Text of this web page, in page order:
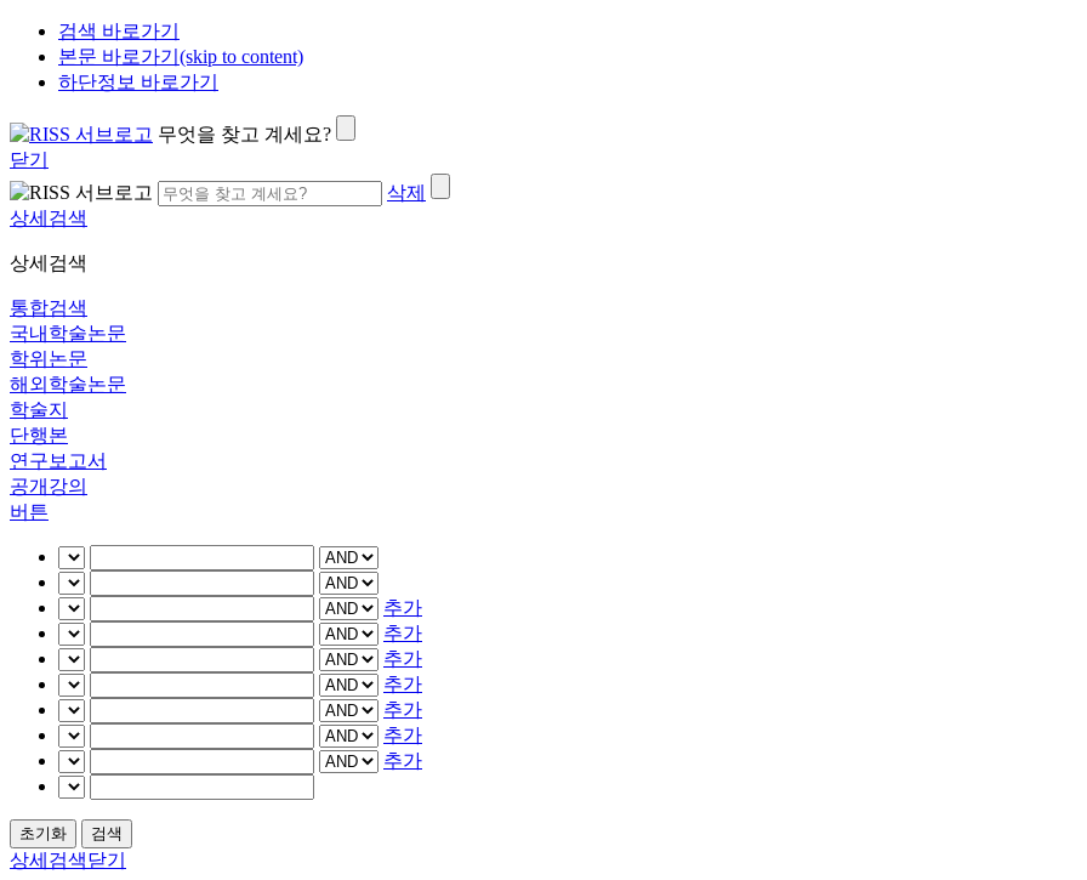
검색 바로가기
본문 바로가기(skip to content)
하단정보 바로가기
무엇을 찾고 계세요?
닫기
삭제
상세검색
상세검색
통합검색
국내학술논문
학위논문
해외학술논문
학술지
단행본
연구보고서
공개강의
버튼
추가
추가
추가
추가
추가
추가
추가
상세검색닫기